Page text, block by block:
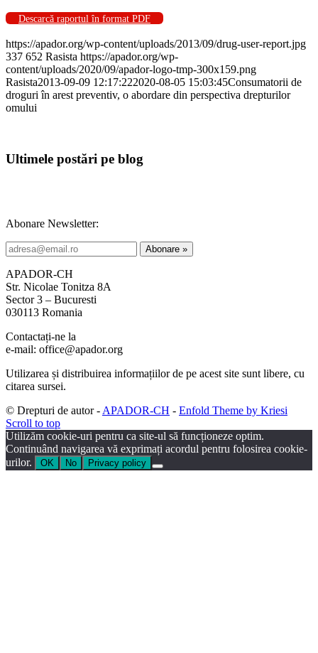
Descarcă raportul în format PDF
https://apador.org/wp-content/uploads/2013/09/drug-user-report.jpg
337 652 Rasista https://apador.org/wp-
content/uploads/2020/09/apador-logo-tmp-300x159.png
Rasista2013-09-09 12:17:222020-08-05 15:03:45Consumatorii de
droguri în arest preventiv, o abordare din perspectiva drepturilor
omului
Ultimele postări pe blog
Abonare Newsletter:
APADOR-CH
Str. Nicolae Tonitza 8A
Sector 3 – Bucuresti
030113 Romania
Contactați-ne la
e-mail: office@apador.org
Utilizarea și distribuirea informațiilor de pe acest site sunt libere, cu
citarea sursei.
© Drepturi de autor - APADOR-CH - Enfold Theme by Kriesi
Scroll to top
Utilizăm cookie-uri pentru ca site-ul să funcționeze optim.
Continuând navigarea vă exprimați acordul pentru folosirea cookie-
urilor.
OK No Privacy policy